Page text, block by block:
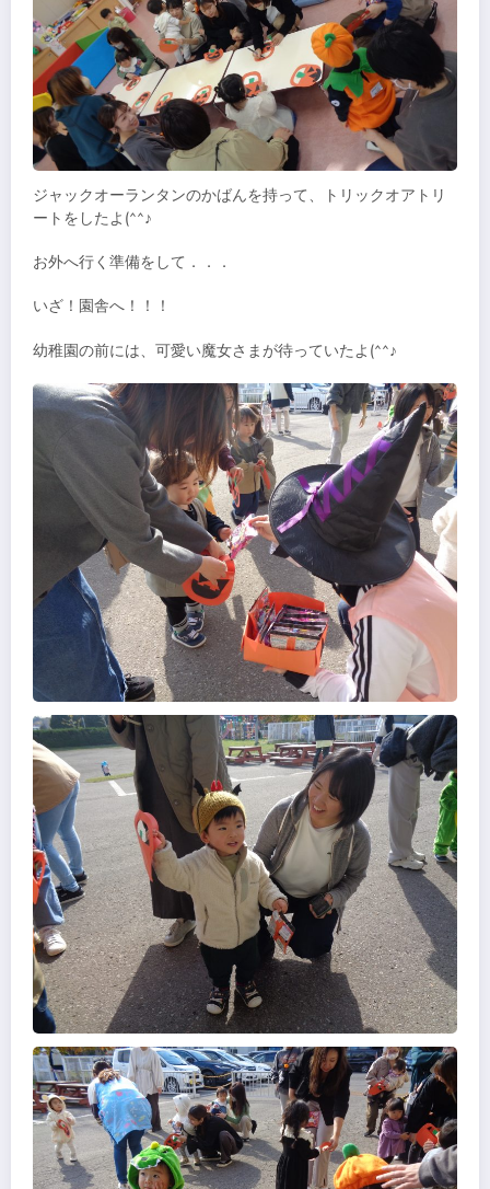
ジャックオーランタンのかばんを持って、トリックオアトリ
ートをしたよ(^^♪
お外へ行く準備をして．．．
いざ！園舎へ！！！
幼稚園の前には、可愛い魔女さまが待っていたよ(^^♪